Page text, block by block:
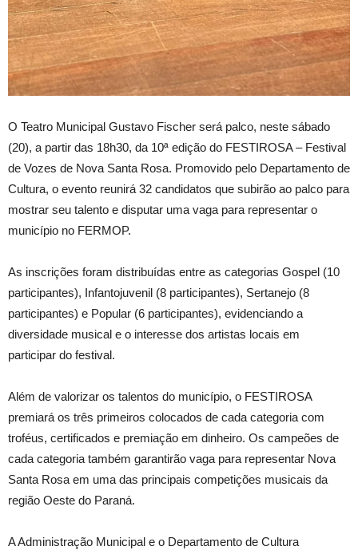
O Teatro Municipal Gustavo Fischer será palco, neste sábado
(20), a partir das 18h30, da 10ª edição do FESTIROSA – Festival
de Vozes de Nova Santa Rosa. Promovido pelo Departamento de
Cultura, o evento reunirá 32 candidatos que subirão ao palco para
mostrar seu talento e disputar uma vaga para representar o
município no FERMOP.
As inscrições foram distribuídas entre as categorias Gospel (10
participantes), Infantojuvenil (8 participantes), Sertanejo (8
participantes) e Popular (6 participantes), evidenciando a
diversidade musical e o interesse dos artistas locais em
participar do festival.
Além de valorizar os talentos do município, o FESTIROSA
premiará os três primeiros colocados de cada categoria com
troféus, certificados e premiação em dinheiro. Os campeões de
cada categoria também garantirão vaga para representar Nova
Santa Rosa em uma das principais competições musicais da
região Oeste do Paraná.
A Administração Municipal e o Departamento de Cultura